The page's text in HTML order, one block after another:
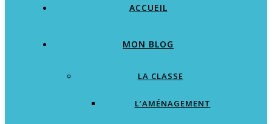
ACCUEIL
MON BLOG
LA CLASSE
L’AMÉNAGEMENT